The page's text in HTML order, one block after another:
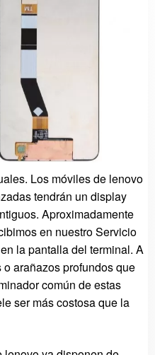
Los móviles de lenovo
tendrán un display
Aproximadamente
en nuestro Servicio
la pantalla del terminal. A
arañazos profundos que
común de estas
ser más costosa que la